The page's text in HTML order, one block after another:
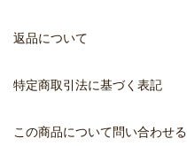
返品について
特定商取引法に基づく表記
この商品について問い合わせる